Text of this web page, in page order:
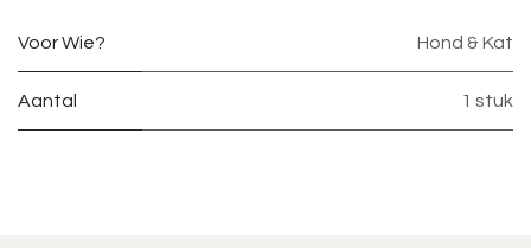
Voor Wie? Hond & Kat
Aantal 1 stuk